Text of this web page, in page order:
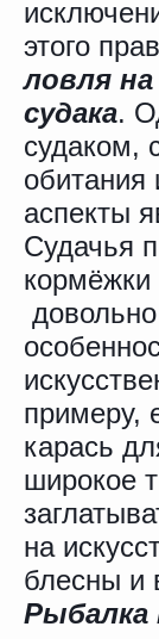
этого
ловля
судака.
судаком,
обитания
аспекты
Судачья
кормёжки
примеру,
карась
широкое
на
блесны и
Рыбалка